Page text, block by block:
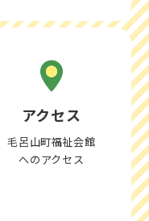
アクセス
毛呂山町福祉会館
へのアクセス